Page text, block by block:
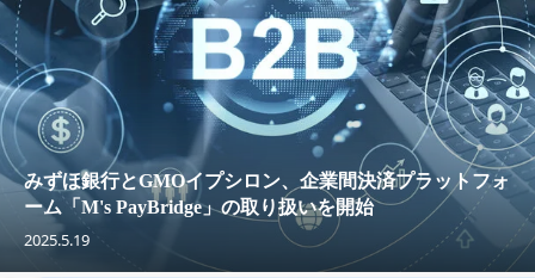
みずほ銀行とGMOイプシロン、企業間決済プラットフォ
ーム「M's PayBridge」の取り扱いを開始
2025.5.19